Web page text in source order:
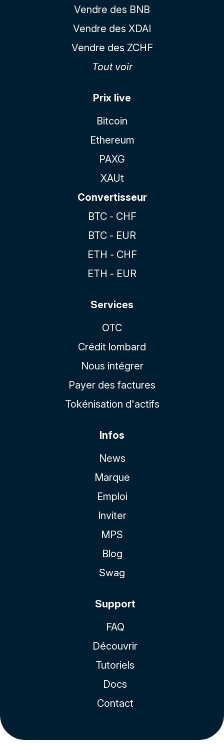
Vendre des BNB
Vendre des XDAI
Vendre des ZCHF
Tout voir
Prix live
Bitcoin
Ethereum
PAXG
XAUt
Convertisseur
BTC - CHF
BTC - EUR
ETH - CHF
ETH - EUR
Services
OTC
Crédit lombard
Nous intégrer
Payer des factures
Tokénisation d'actifs
Infos
News
Marque
Emploi
Inviter
MPS
Blog
Swag
Support
FAQ
Découvrir
Tutoriels
Docs
Contact